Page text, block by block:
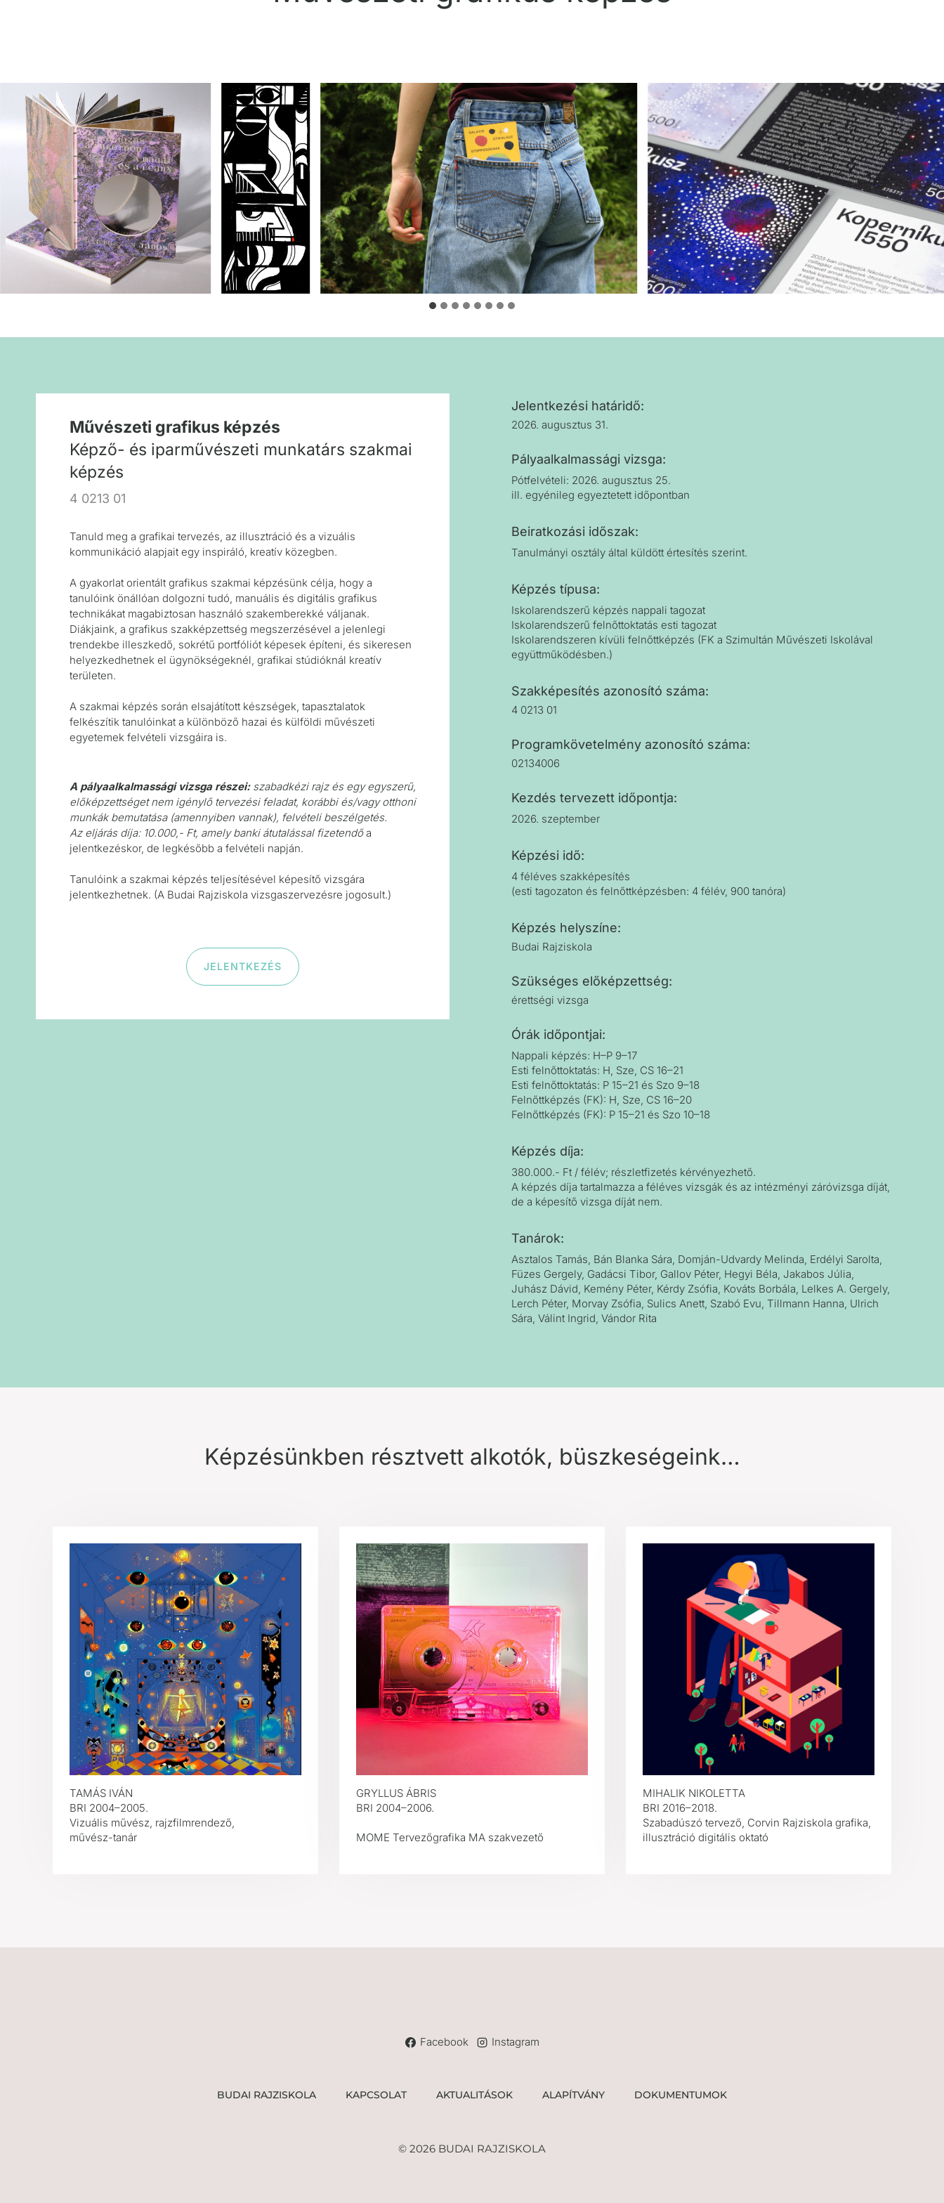
Művészeti grafikus képzés
Képző- és iparművészeti munkatárs szakmai
képzés
4 0213 01
Tanuld meg a grafikai tervezés, az illusztráció és a vizuális
kommunikáció alapjait egy inspiráló, kreatív közegben.
A gyakorlat orientált grafikus szakmai képzésünk célja, hogy a
tanulóink önállóan dolgozni tudó, manuális és digitális grafikus
technikákat magabiztosan használó szakemberekké váljanak.
Diákjaink, a grafikus szakképzettség megszerzésével a jelenlegi
trendekbe illeszkedő, sokrétű portfóliót képesek építeni, és sikeresen
helyezkedhetnek el ügynökségeknél, grafikai stúdióknál kreatív
területen.
A szakmai képzés során elsajátított készségek, tapasztalatok
felkészítik tanulóinkat a különböző hazai és külföldi művészeti
egyetemek felvételi vizsgáira is.
A pályaalkalmassági vizsga részei:szabadkézi rajz és egy egyszerű,
előképzettséget nem igénylő tervezési feladat, korábbi és/vagy otthoni
munkák bemutatása (amennyiben vannak), felvételi beszélgetés.
Az eljárás díja: 10.000,- Ft, amely banki átutalással fizetendőa
jelentkezéskor, de legkésőbb a felvételi napján.
Tanulóink a szakmai képzés teljesítésével képesítő vizsgára
jelentkezhetnek. (A Budai Rajziskola vizsgaszervezésre jogosult.)
JELENTKEZÉS
Jelentkezési határidő:
2026. augusztus 31.
Pályaalkalmassági vizsga:
Pótfelvételi: 2026. augusztus 25.
ill. egyénileg egyeztetett időpontban
Beiratkozási időszak:
Tanulmányi osztály által küldött értesítés szerint.
Képzés típusa:
Iskolarendszerű képzés nappali tagozat
Iskolarendszerű felnőttoktatás esti tagozat
Iskolarendszeren kívüli felnőttképzés (FK a Szimultán Művészeti Iskolával
együttműködésben.)
Szakképesítés azonosító száma:
4 0213 01
Programkövetelmény azonosító száma:
02134006
Kezdés tervezett időpontja:
2026. szeptember
Képzési idő:
4 féléves szakképesítés
(esti tagozaton és felnőttképzésben: 4 félév, 900 tanóra)
Képzés helyszíne:
Budai Rajziskola
Szükséges előképzettség:
érettségi vizsga
Órák időpontjai:
Nappali képzés: H–P 9–17
Esti felnőttoktatás: H, Sze, CS 16–21
Esti felnőttoktatás: P 15–21 és Szo 9–18
Felnőttképzés (FK): H, Sze, CS 16–20
Felnőttképzés (FK): P 15–21 és Szo 10–18
Képzés díja:
380.000.- Ft / félév; részletfizetés kérvényezhető.
A képzés díja tartalmazza a féléves vizsgák és az intézményi záróvizsga díját,
de a képesítő vizsga díját nem.
Tanárok:
Asztalos Tamás, Bán Blanka Sára, Domján-Udvardy Melinda, Erdélyi Sarolta,
Füzes Gergely, Gadácsi Tibor, Gallov Péter, Hegyi Béla, Jakabos Júlia,
Juhász Dávid, Kemény Péter, Kérdy Zsófia, Kováts Borbála, Lelkes A. Gergely,
Lerch Péter, Morvay Zsófia, Sulics Anett, Szabó Evu, Tillmann Hanna, Ulrich
Sára, Válint Ingrid, Vándor Rita
Képzésünkben résztvett alkotók, büszkeségeink…
TAMÁS IVÁN
BRI 2004–2005.
Vizuális művész, rajzfilmrendező,
művész-tanár
GRYLLUS ÁBRIS
BRI 2004–2006.
MOME Tervezőgrafika MA szakvezető
MIHALIK NIKOLETTA
BRI 2016–2018.
Szabadúszó tervező, Corvin Rajziskola grafika,
illusztráció digitális oktató
Facebook Instagram
BUDAI RAJZISKOLA KAPCSOLAT AKTUALITÁSOK ALAPÍTVÁNY DOKUMENTUMOK
© 2026 BUDAI RAJZISKOLA